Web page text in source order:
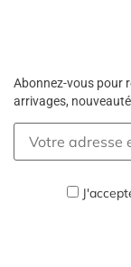
Abonnez-vous pour
arrivages,